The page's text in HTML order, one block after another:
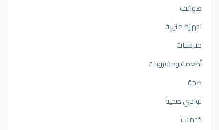
هواتف
اجهزة منزلية
مناسبات
أطعمة ومشروبات
صحة
نوادي صحية
خدمات